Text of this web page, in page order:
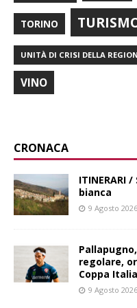
TORINO
UNITÀ DI CRISI DELLA
VINO
CRONACA
ITINERARI
bianca
9 Agosto 2026
regolare,
Coppa Italia
9 Agosto 2026